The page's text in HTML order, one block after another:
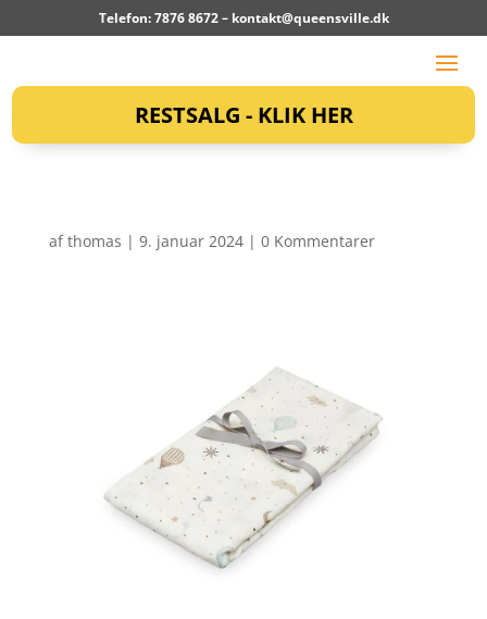
Telefon: 7876 8672 – kontakt@queensville.dk
RESTSALG - KLIK HER
afthomas | 9. januar 2024| 0 Kommentarer